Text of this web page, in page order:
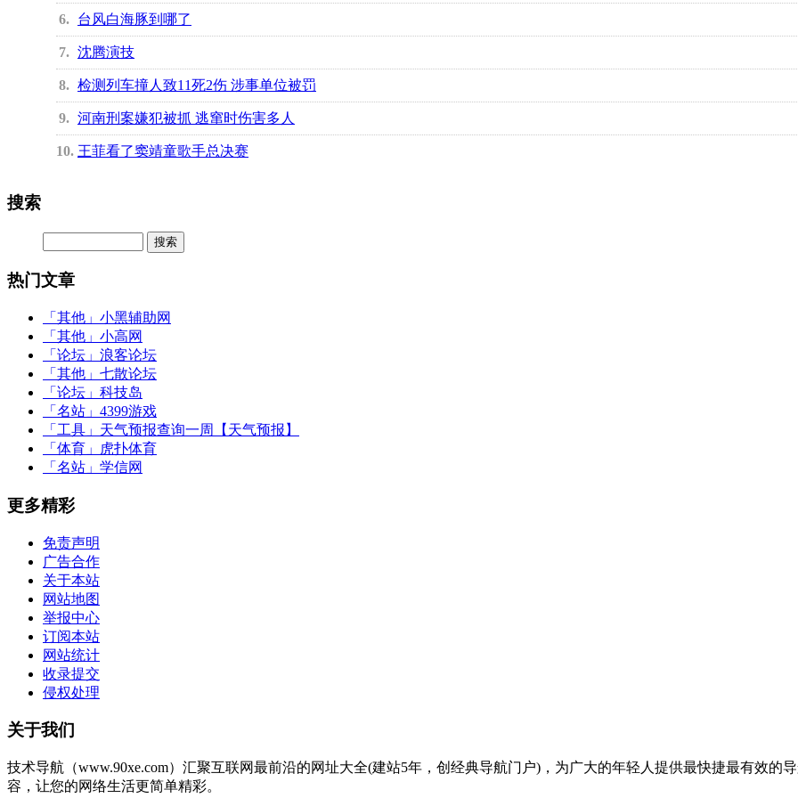
6 台风白海豚到哪了
7 沈腾演技
8 检测列车撞人致11死2伤 涉事单位被罚
9 河南刑案嫌犯被抓 逃窜时伤害多人
10 王菲看了窦靖童歌手总决赛
搜索
热门文章
「其他」 小黑辅助网
「其他」 小高网
「论坛」 浪客论坛
「其他」 七散论坛
「论坛」 科技岛
「名站」 4399游戏
「工具」 天气预报查询一周【天气预报】
「体育」
虎扑体育
「名站」 学信网
更多精彩
免责声明
广告合作
关于本站
网站地图
举报中心
订阅本站
网站统计
收录提交
侵权处理
关于我们
技术导航（www.90xe.com）汇聚互联网最前沿的网址大全(建站5年，创经典导航门户)，为广大的年轻人提供最快捷最有效的
容，让您的网络生活更简单精彩。